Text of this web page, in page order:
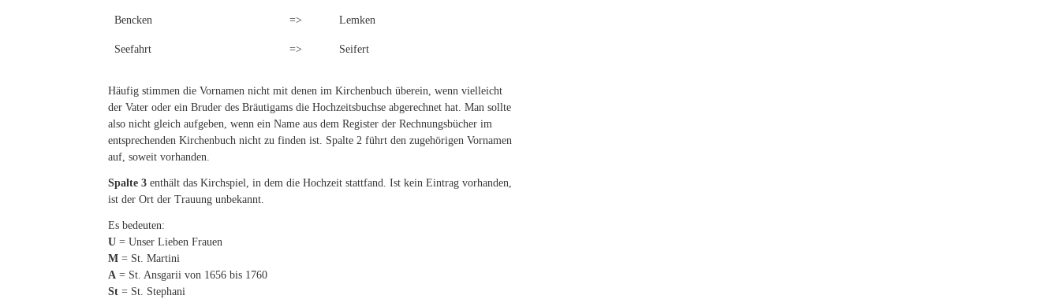
Bencken => Lemken
Seefahrt => Seifert
Häufig stimmen die Vornamen nicht mit denen im Kirchenbuch überein, wenn vielleicht
der Vater oder ein Bruder des Bräutigams die Hochzeitsbuchse abgerechnet hat. Man sollte
also nicht gleich aufgeben, wenn ein Name aus dem Register der Rechnungsbücher im
entsprechenden Kirchenbuch nicht zu finden ist. Spalte 2 führt den zugehörigen Vornamen
auf, soweit vorhanden.
Spalte 3 enthält das Kirchspiel, in dem die Hochzeit stattfand. Ist kein Eintrag vorhanden,
ist der Ort der Trauung unbekannt.
Es bedeuten:
U = Unser Lieben Frauen
M = St. Martini
A = St. Ansgarii von 1656 bis 1760
St = St. Stephani